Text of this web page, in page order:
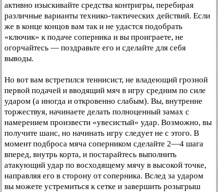
активно изыскивайте средства контригры, перебирая
различные варианты технико-тактических действий. Если
же в конце концов вам так и не удастся подобрать
«ключик» к подаче соперника и вы проиграете, не
огорчайтесь — поздравьте его и сделайте для себя
выводы.
Но вот вам встретился теннисист, не владеющий грозной
первой подачей и вводящий мяч в игру средним по силе
ударом (а иногда и откровенно слабым). Вы, внутренне
торжествуя, начинаете делать полноценный замах с
намерением произвести «увесистый» удар. Возможно, вы
получите шанс, но начинать игру следует не с этого. В
момент подброса мяча соперником сделайте 2—4 шага
вперед, внутрь корта, и постарайтесь выполнить
атакующий удар по восходящему мячу в высокой точке,
направляя его в сторону от соперника. Вслед за ударом
вы можете устремиться к сетке и завершить розыгрыш